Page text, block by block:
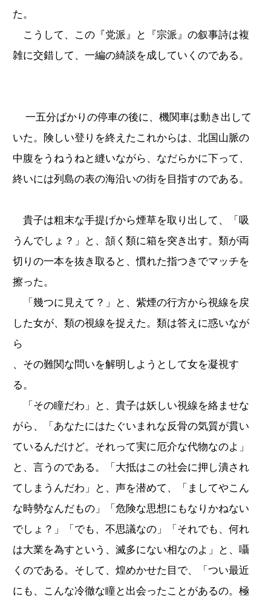
た。
こうして、この『党派』と『宗派』の叙事詩は複
雑に交錯して、一編の綺談を成していくのである。
一五分ばかりの停車の後に、機関車は動き出して
いた。険しい登りを終えたこれからは、北国山脈の
中腹をうねうねと縫いながら、なだらかに下って、
終いには列島の表の海沿いの街を目指すのである。
貴子は粗末な手提げから煙草を取り出して、「吸
うんでしょ？」と、頷く類に箱を突き出す。類が両
切りの一本を抜き取ると、慣れた指つきでマッチを
擦った。
「幾つに見えて？」と、紫煙の行方から視線を戻
した女が、類の視線を捉えた。類は答えに惑いなが
ら
、その難関な問いを解明しようとして女を凝視す
る。
「その瞳だわ」と、貴子は妖しい視線を絡ませな
がら、「あなたにはたぐいまれな反骨の気質が貫い
ているんだけど。それって実に厄介な代物なのよ」
と、言うのである。「大抵はこの社会に押し潰され
てしまうんだわ」と、声を潜めて、「ましてやこん
な時勢なんだもの」「危険な思想にもなりかねない
でしょ？」「でも、不思議なの」「それでも、何れ
は大業を為すという、滅多にない相なのよ」と、囁
くのである。そして、煌めかせた目で、「つい最近
にも、こんな冷徹な瞳と出会ったことがあるの。極